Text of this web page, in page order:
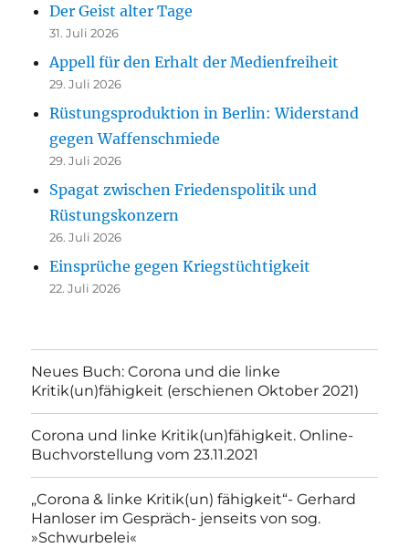
Der Geist alter Tage
31. Juli 2026
Appell für den Erhalt der Medienfreiheit
29. Juli 2026
Rüstungsproduktion in Berlin: Widerstand
gegen Waffenschmiede
29. Juli 2026
Spagat zwischen Friedenspolitik und
Rüstungskonzern
26. Juli 2026
Einsprüche gegen Kriegstüchtigkeit
22. Juli 2026
Neues Buch: Corona und die linke
Kritik(un)fähigkeit (erschienen Oktober 2021)
Corona und linke Kritik(un)fähigkeit. Online-
Buchvorstellung vom 23.11.2021
„Corona & linke Kritik(un) fähigkeit“- Gerhard
Hanloser im Gespräch- jenseits von sog.
»Schwurbelei«